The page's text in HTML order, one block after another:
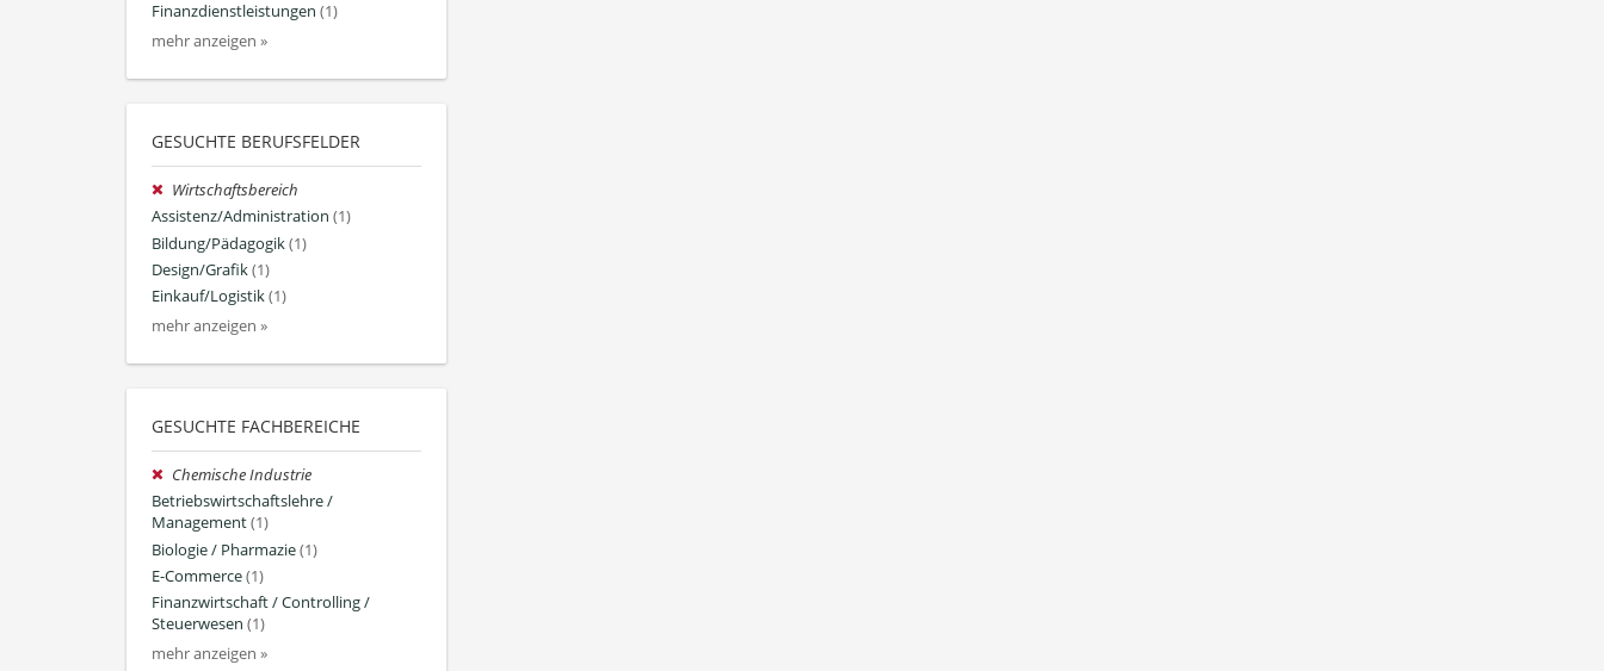
Finanzdienstleistungen (1)
mehr anzeigen »
GESUCHTE BERUFSFELDER
Wirtschaftsbereich
Assistenz/Administration (1)
Bildung/Pädagogik(1)
Design/Grafik(1)
Einkauf/Logistik(1)
mehr anzeigen »
GESUCHTE FACHBEREICHE
Chemische Industrie
Betriebswirtschaftslehre /
Management(1)
Biologie / Pharmazie(1)
E-Commerce(1)
Finanzwirtschaft / Controlling /
Steuerwesen (1)
mehr anzeigen »